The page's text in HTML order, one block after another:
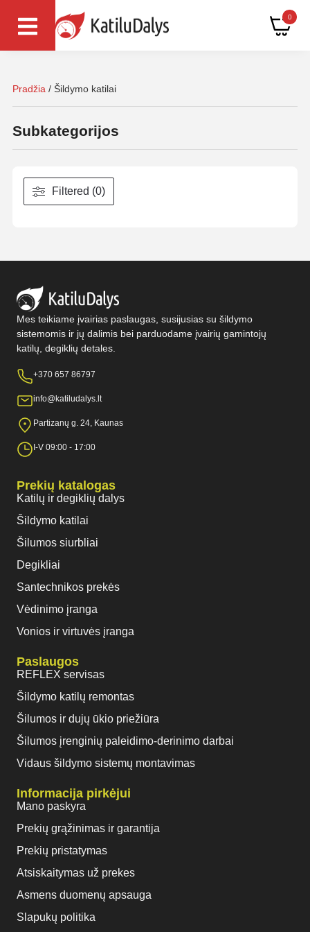
0
Pradžia / Šildymo katilai
Subkategorijos
Filtered (0)
Mes teikiame įvairias paslaugas, susijusias su šildymo
sistemomis ir jų dalimis bei parduodame įvairių gamintojų
katilų, degiklių detales.
+370 657 86797
info@katiludalys.lt
Partizanų g. 24, Kaunas
I-V 09:00 - 17:00
Prekių katalogas
Katilų ir degiklių dalys
Šildymo katilai
Šilumos siurbliai
Degikliai
Santechnikos prekės
Vėdinimo įranga
Vonios ir virtuvės įranga
Paslaugos
REFLEX servisas
Šildymo katilų remontas
Šilumos ir dujų ūkio priežiūra
Šilumos įrenginių paleidimo-derinimo darbai
Vidaus šildymo sistemų montavimas
Informacija pirkėjui
Mano paskyra
Prekių grąžinimas ir garantija
Prekių pristatymas
Atsiskaitymas už prekes
Asmens duomenų apsauga
Slapukų politika